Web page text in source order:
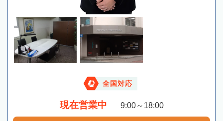
全国対応
現在営業中 9:00～18:00